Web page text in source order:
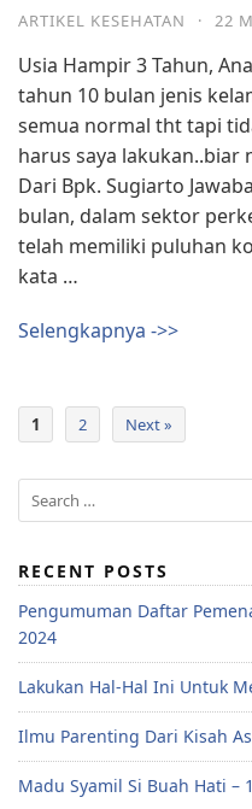
ARTIKEL KESEHATAN · 22
Usia Hampir 3 Tahun,
tahun 10 bulan jenis
semua normal tht tapi
harus saya lakukan..biar
Dari Bpk. Sugiarto
bulan, dalam sektor
telah memiliki puluhan
kata …
Selengkapnya ->>
1 2 Next »
RECENT POSTS
Pengumuman Daftar
2024
Lakukan Hal-Hal Ini Untuk
Ilmu Parenting Dari Kisah
Madu Syamil Si Buah Hati –